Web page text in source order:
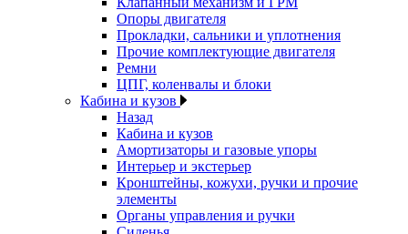
Опоры двигателя
Прокладки, сальники и уплотнения
Прочие комплектующие двигателя
Ремни
ЦПГ, коленвалы и блоки
Кабина и кузов
Назад
Кабина и кузов
Амортизаторы и газовые упоры
Интерьер и экстерьер
Кронштейны, кожухи, ручки и прочие
элементы
Органы управления и ручки